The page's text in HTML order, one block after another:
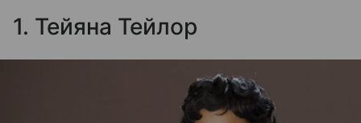
1. Тейяна Тейлор